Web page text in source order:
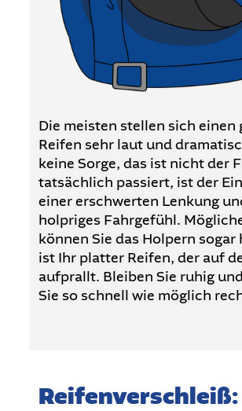
Die meisten stellen sich einen
Reifen sehr laut und
keine Sorge, das ist nicht der
tatsächlich passiert, ist der
einer erschwerten Lenkung
holpriges Fahrgefühl.
können Sie das Holpern sogar
ist Ihr platter Reifen, der auf
aufprallt. Bleiben Sie ruhig
Sie so schnell wie möglich